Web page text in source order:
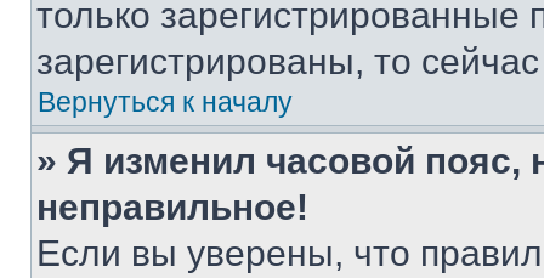
только
зарегистрированы, то
Вернуться к началу
» Я изменил часовой пояс,
неправильное!
Если вы уверены, что